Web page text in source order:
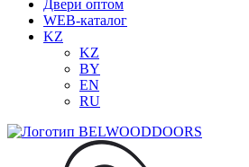
Двери оптом
WEB-каталог
KZ
KZ
BY
EN
RU